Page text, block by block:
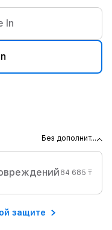
In
Без дополнит...
84 685 ₸
защите